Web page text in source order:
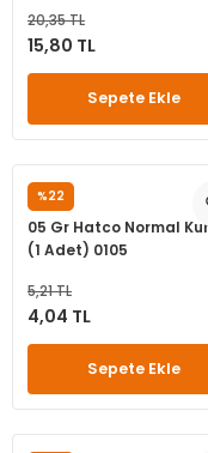
20,35 TL
15,80 TL
Sepete Ekle
%22
HATCO
05 Gr Hatco Normal
(1 Adet) 0105
5,21 TL
4,04 TL
Sepete Ekle